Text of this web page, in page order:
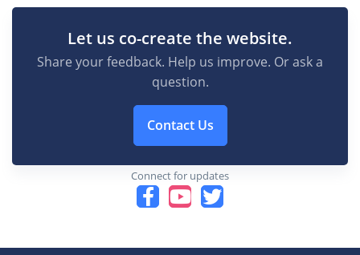
Let us co-create the website.
Share your feedback. Help us improve. Or ask a
question.
Contact Us
Connect for updates